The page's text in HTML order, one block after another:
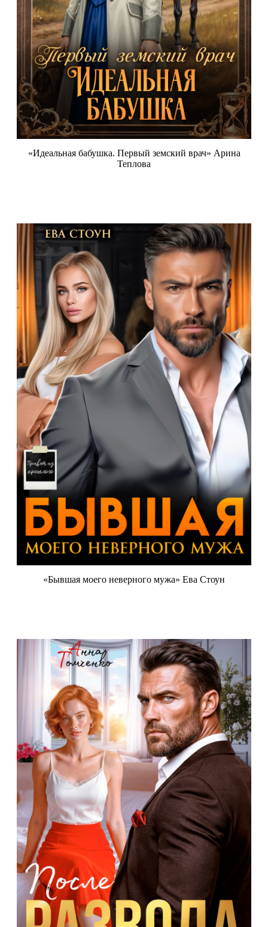
«Идеальная бабушка. Первый земский врач» Арина
Теплова
«Бывшая моего неверного мужа» Ева Стоун